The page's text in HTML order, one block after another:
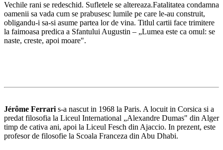
Vechile rani se redeschid. Sufletele se altereaza.Fatalitatea condamna
oamenii sa vada cum se prabusesc lumile pe care le-au construit,
obligandu-i sa-si asume partea lor de vina. Titlul cartii face trimitere
la faimoasa predica a Sfantului Augustin – „Lumea este ca omul: se
naste, creste, apoi moare".
Jérôme Ferrari s-a nascut in 1968 la Paris. A locuit in Corsica si a
predat filosofia la Liceul International „Alexandre Dumas" din Alger
timp de cativa ani, apoi la Liceul Fesch din Ajaccio. In prezent, este
profesor de filosofie la Scoala Franceza din Abu Dhabi.